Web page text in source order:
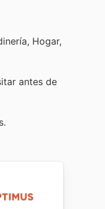
Hogar,
antes de